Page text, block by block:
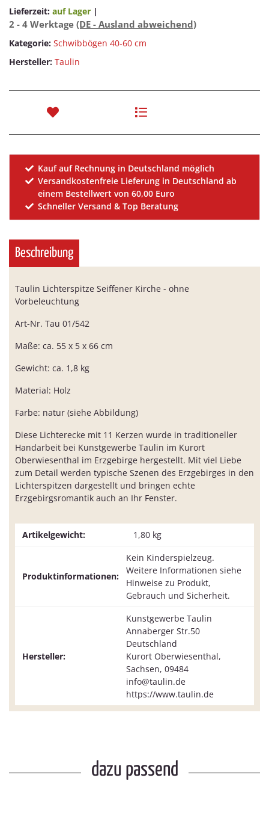
Lieferzeit: auf Lager |
2 - 4 Werktage (DE - Ausland abweichend)
Kategorie: Schwibbögen 40-60 cm
Hersteller: Taulin
Kauf auf Rechnung in Deutschland möglich
Versandkostenfreie Lieferung in Deutschland ab
einem Bestellwert von 60,00 Euro
Schneller Versand & Top Beratung
Beschreibung
Taulin Lichterspitze Seiffener Kirche - ohne
Vorbeleuchtung
Art-Nr. Tau 01/542
Maße: ca. 55 x 5 x 66 cm
Gewicht: ca. 1,8 kg
Material: Holz
Farbe: natur (siehe Abbildung)
Diese Lichterecke mit 11 Kerzen wurde in traditioneller
Handarbeit bei Kunstgewerbe Taulin im Kurort
Oberwiesenthal im Erzgebirge hergestellt. Mit viel Liebe
zum Detail werden typische Szenen des Erzgebirges in den
Lichterspitzen dargestellt und bringen echte
Erzgebirgsromantik auch an Ihr Fenster.
Artikelgewicht: 1,80 kg
Produktinformationen:
Kein Kinderspielzeug.
Weitere Informationen siehe
Hinweise zu Produkt,
Gebrauch und Sicherheit.
Hersteller:
Kunstgewerbe Taulin
Annaberger Str.50
Deutschland
Kurort Oberwiesenthal,
Sachsen, 09484
info@taulin.de
https://www.taulin.de
dazu passend